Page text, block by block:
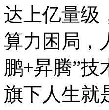
达上亿量级
算力困局
鹏+昇腾”技
旗下人生就